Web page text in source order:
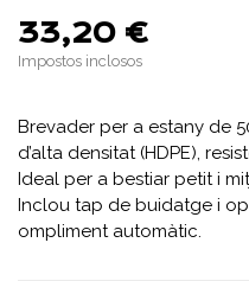
33,20 €
Impostos inclosos
Brevader per a estany de
d’alta densitat (HDPE),
Ideal per a bestiar petit i
Inclou tap de buidatge i
ompliment automàtic.